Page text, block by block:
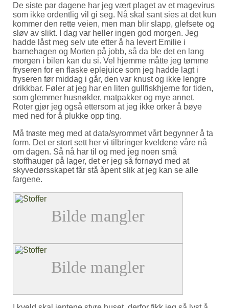
De siste par dagene har jeg vært plaget av et magevirus
som ikke ordentlig vil gi seg. Nå skal sant sies at det kun
kommer den rette veien, men man blir slapp, glefsete og
sløv av slikt. I dag var heller ingen god morgen. Jeg
hadde låst meg selv ute etter å ha levert Emilie i
barnehagen og Morten på jobb, så da ble det en lang
morgen i bilen kan du si. Vel hjemme måtte jeg tømme
fryseren for en flaske eplejuice som jeg hadde lagt i
fryseren før middag i går, den var knust og ikke lengre
drikkbar. Føler at jeg har en liten gullfiskhjerne for tiden,
som glemmer husnøkler, matpakker og mye annet.
Roter gjør jeg også ettersom at jeg ikke orker å bøye
med ned for å plukke opp ting.
Må trøste meg med at data/syrommet vårt begynner å ta
form. Det er stort sett her vi tilbringer kveldene våre nå
om dagen. Så nå har til og med jeg noen små
stoffhauger på lager, det er jeg så fornøyd med at
skyvedørsskapet får stå åpent slik at jeg kan se alle
fargene.